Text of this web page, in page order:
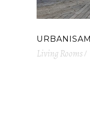
URBANISAM
Living Rooms